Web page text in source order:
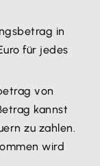
in
für jedes
von
kannst
zu zahlen.
wird